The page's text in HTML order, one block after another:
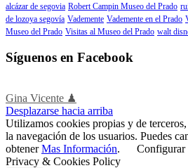
alcázar de segovia Robert Campin Museo del Prado
de lozoya segovía Vademente Vademente en el Prado
Museo del Prado Visitas al Museo del Prado walt
Síguenos en Facebook
Gina Vicente ♟
Desplazarse hacia arriba
Utilizamos cookies propias y de
la navegación de los usuarios. Puedes
obtenerMas Información. Configurar
Privacy & Cookies Policy